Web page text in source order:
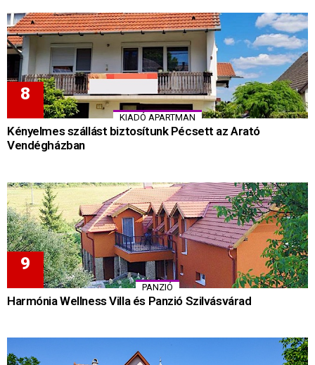
KIADÓ APARTMAN
Kényelmes szállást biztosítunk Pécsett az Arató
Vendégházban
PANZIÓ
Harmónia Wellness Villa és Panzió Szilvásvárad